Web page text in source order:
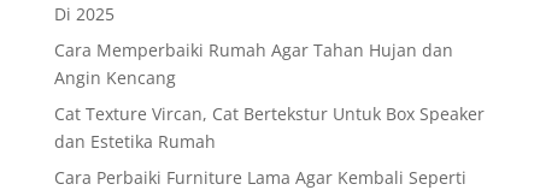
Di 2025
Cara Memperbaiki Rumah Agar Tahan Hujan dan
Angin Kencang
Cat Texture Vircan, Cat Bertekstur Untuk Box Speaker
dan Estetika Rumah
Cara Perbaiki Furniture Lama Agar Kembali Seperti